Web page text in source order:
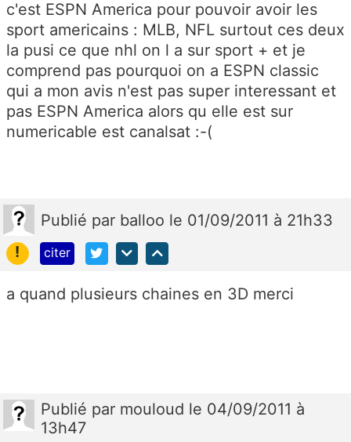
c'est ESPN America pour pouvoir avoir les
sport americains : MLB, NFL surtout ces deux
la pusi ce que nhl on l a sur sport + et je
comprend pas pourquoi on a ESPN classic
qui a mon avis n'est pas super interessant et
pas ESPN America alors qu elle est sur
numericable est canalsat :-(
Publié par balloo le 01/09/2011 à 21h33
!
citer
a quand plusieurs chaines en 3D merci
Publié par mouloud le 04/09/2011 à
13h47